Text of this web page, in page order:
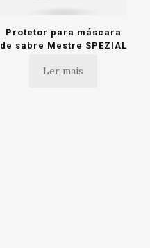
Protetor para máscara
de sabre Mestre SPEZIAL
Ler mais